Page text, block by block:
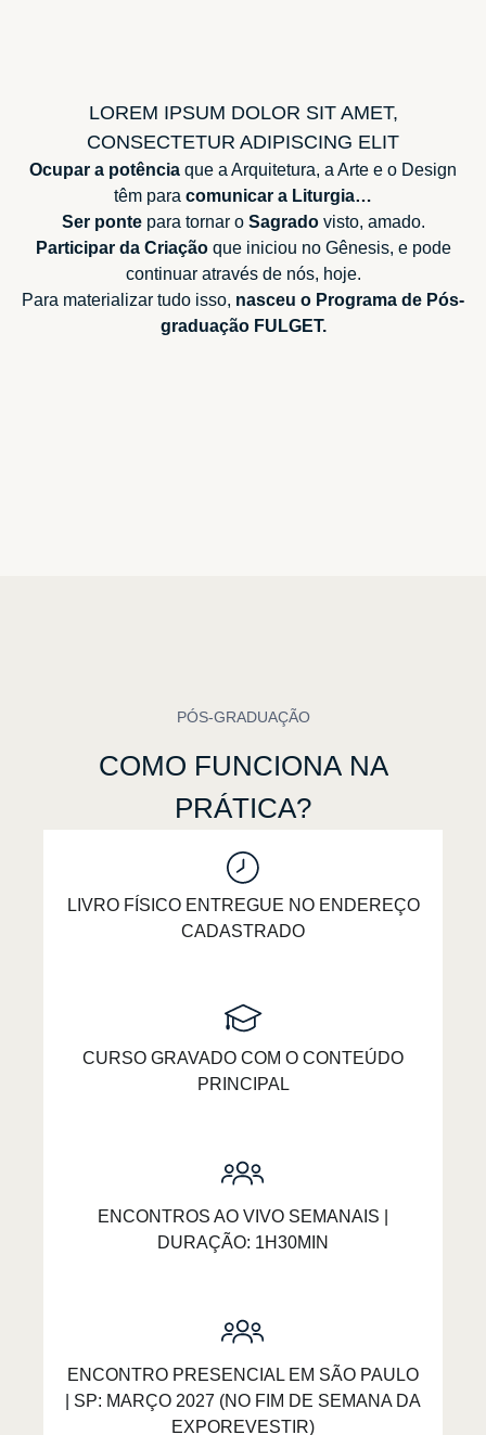
LOREM IPSUM DOLOR SIT AMET,
CONSECTETUR ADIPISCING ELIT
Ocupar a potência que a Arquitetura, a Arte e o Design
têm para comunicar a Liturgia…
Ser pontepara tornar o Sagradovisto, amado.
Participar da Criaçãoque iniciou no Gênesis, e pode
continuar através de nós, hoje.
Para materializar tudo isso, nasceu o Programa de Pós-
graduação FULGET.
PÓS-GRADUAÇÃO
COMO FUNCIONA NA
PRÁTICA?
LIVRO FÍSICO ENTREGUE NO ENDEREÇO
CADASTRADO
CURSO GRAVADO COM O CONTEÚDO
PRINCIPAL
ENCONTROS AO VIVO SEMANAIS |
DURAÇÃO: 1H30MIN
ENCONTRO PRESENCIAL EM SÃO PAULO
| SP: MARÇO 2027 (NO FIM DE SEMANA DA
EXPOREVESTIR)